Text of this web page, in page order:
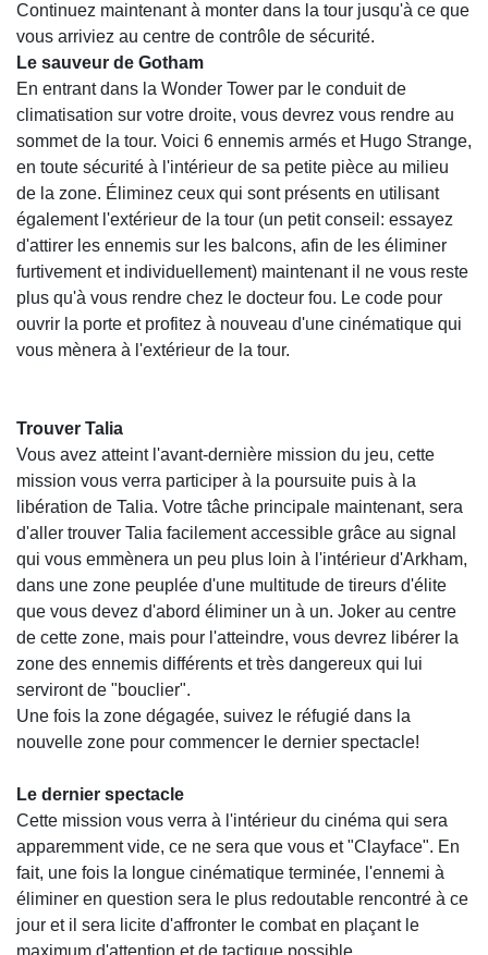
Continuez maintenant à monter dans la tour jusqu'à ce que
vous arriviez au centre de contrôle de sécurité.
Le sauveur de Gotham
En entrant dans la Wonder Tower par le conduit de
climatisation sur votre droite, vous devrez vous rendre au
sommet de la tour. Voici 6 ennemis armés et Hugo Strange,
en toute sécurité à l'intérieur de sa petite pièce au milieu
de la zone. Éliminez ceux qui sont présents en utilisant
également l'extérieur de la tour (un petit conseil: essayez
d'attirer les ennemis sur les balcons, afin de les éliminer
furtivement et individuellement) maintenant il ne vous reste
plus qu'à vous rendre chez le docteur fou. Le code pour
ouvrir la porte et profitez à nouveau d'une cinématique qui
vous mènera à l'extérieur de la tour.
Trouver Talia
Vous avez atteint l'avant-dernière mission du jeu, cette
mission vous verra participer à la poursuite puis à la
libération de Talia. Votre tâche principale maintenant, sera
d'aller trouver Talia facilement accessible grâce au signal
qui vous emmènera un peu plus loin à l'intérieur d'Arkham,
dans une zone peuplée d'une multitude de tireurs d'élite
que vous devez d'abord éliminer un à un. Joker au centre
de cette zone, mais pour l'atteindre, vous devrez libérer la
zone des ennemis différents et très dangereux qui lui
serviront de "bouclier".
Une fois la zone dégagée, suivez le réfugié dans la
nouvelle zone pour commencer le dernier spectacle!
Le dernier spectacle
Cette mission vous verra à l'intérieur du cinéma qui sera
apparemment vide, ce ne sera que vous et "Clayface". En
fait, une fois la longue cinématique terminée, l'ennemi à
éliminer en question sera le plus redoutable rencontré à ce
jour et il sera licite d'affronter le combat en plaçant le